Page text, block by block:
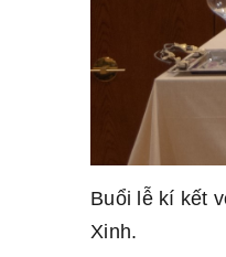
Buổi lễ kí kết
Xinh.